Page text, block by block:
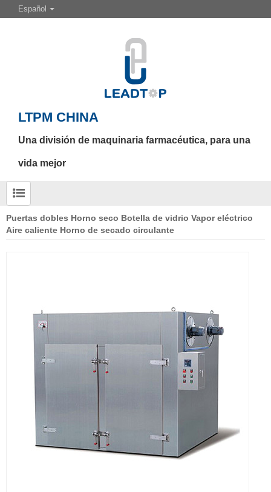
Español
LTPM CHINA
Una división de maquinaria farmacéutica, para una
vida mejor
Puertas dobles Horno seco Botella de vidrio Vapor eléctrico
Aire caliente Horno de secado circulante